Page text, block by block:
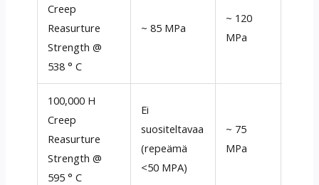
Creep
Reasurture
Strength @
538 ° C
~ 85 MPa
~ 120
MPa
100,000 H
Creep
Reasurture
Strength @
595 ° C
Ei
suositeltavaa
(repeämä
<50 MPA)
~ 75
MPa